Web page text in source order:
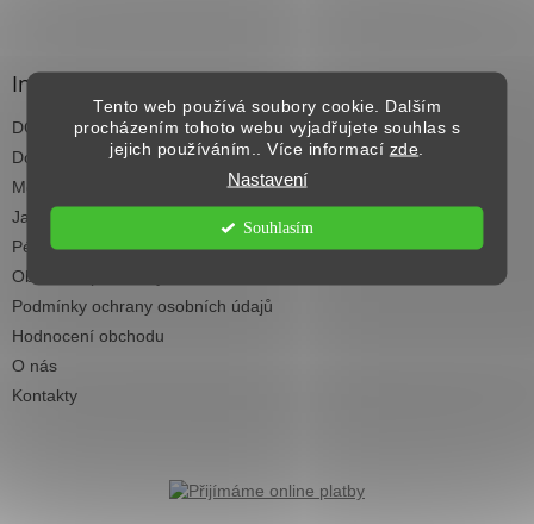
Tento web používá soubory cookie. Dalším
procházením tohoto webu vyjadřujete souhlas s
jejich používáním.. Více informací zde
Nastavení
Souhlasím
Informace pro vás
DOPRAVA NAD 2.500,- KČ ZDARMA
Dodací termíny
Možnosti platby
Jak vybrat koberec do každé místnosti
Péče a čištění koberců
Obchodní podmínky
Podmínky ochrany osobních údajů
Hodnocení obchodu
O nás
Kontakty